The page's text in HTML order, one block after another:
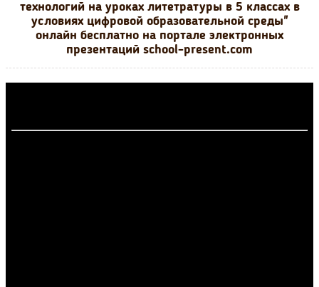
технологий на уроках литетратуры в 5 классах в
условиях цифровой образовательной среды"
онлайн бесплатно на портале электронных
презентаций school-present.com